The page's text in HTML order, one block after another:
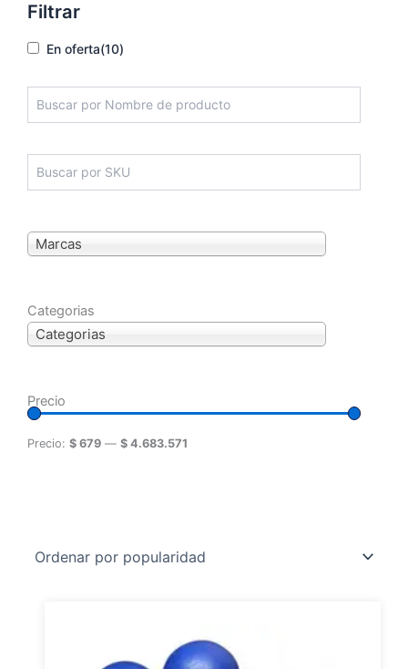
Filtrar
En oferta(10)
Marcas
Categorias
Categorias
Precio
Precio: $ 679 — $ 4.683.571